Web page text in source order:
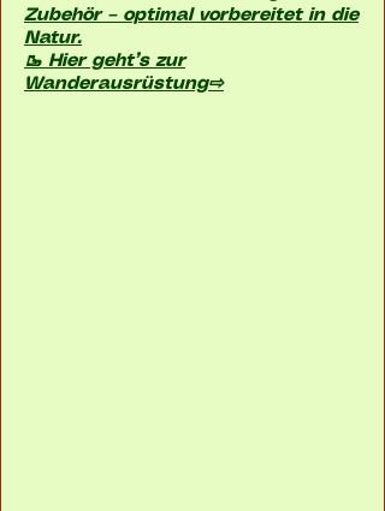
Zubehör – optimal vorbereitet in die
Natur.
🥾 Hier geht’s zur
Wanderausrüstung⇨